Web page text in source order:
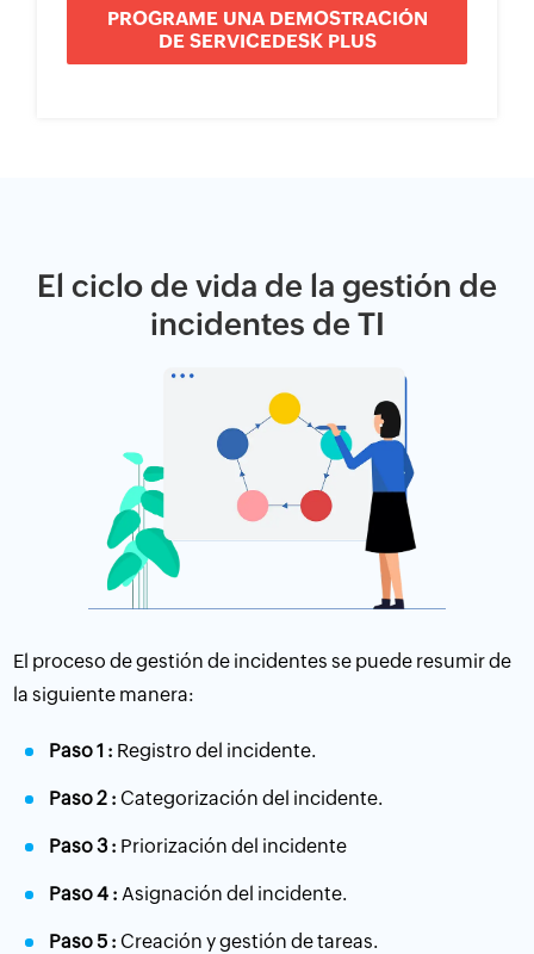
PROGRAME UNA DEMOSTRACIÓN
DE SERVICEDESK PLUS
El ciclo de vida de la gestión de
incidentes de TI
El proceso de gestión de incidentes se puede resumir de
la siguiente manera:
Paso 1 : Registro del incidente.
Paso 2 : Categorización del incidente.
Paso 3 : Priorización del incidente
Paso 4 : Asignación del incidente.
Paso 5 : Creación y gestión de tareas.